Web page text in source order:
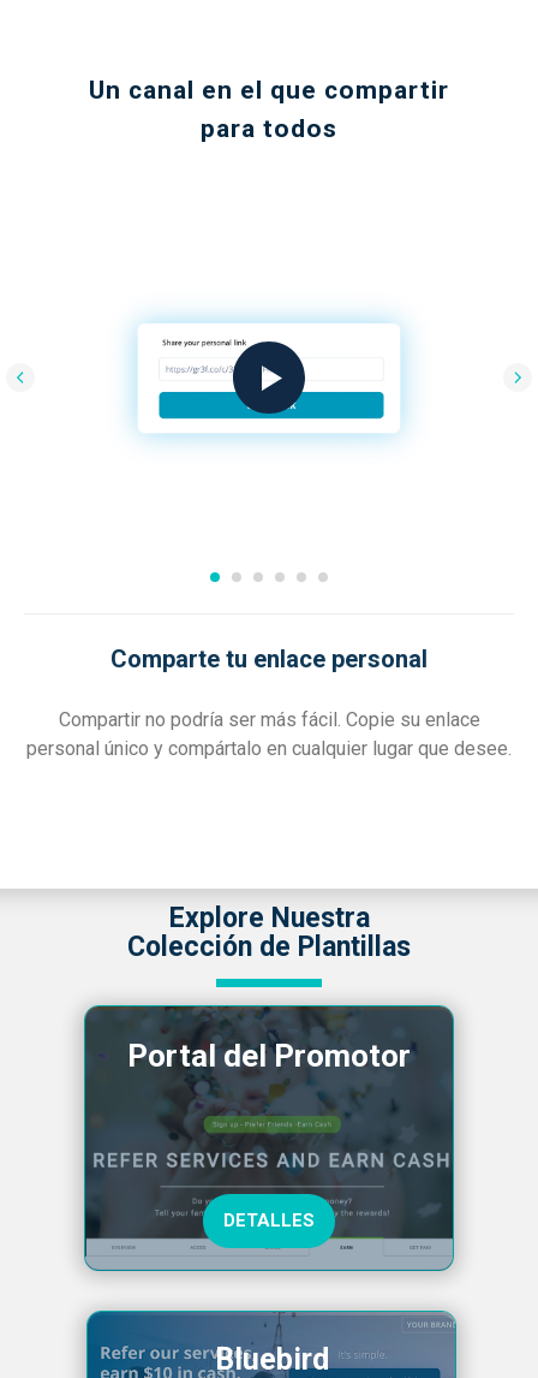
Un canal en el que compartir
para todos
Comparte tu enlace personal
Compartir no podría ser más fácil. Copie su enlace
personal único y compártalo en cualquier lugar que desee.
Bluebird
Portal del Promotor
DETALLES
Explore Nuestra
Colección de Plantillas